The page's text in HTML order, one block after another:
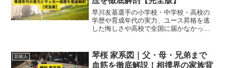
早川友基選手の小学校・中学校・高校の
学歴や育成年代の実力、ユース昇格を逃
した悔しさや高校で全国に届かなかった
め。
芸能人
琴桜 家系図｜父・母・兄弟まで
血筋を徹底解説！相撲界の家族背